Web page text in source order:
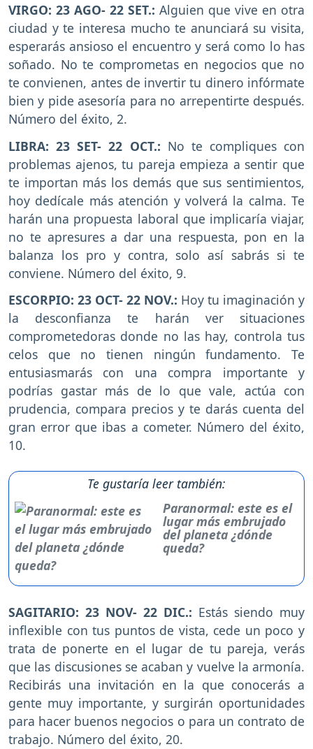
VIRGO: 23 AGO- 22 SET.: Alguien que vive en otra
ciudad y te interesa mucho te anunciará su visita,
esperarás ansioso el encuentro y será como lo has
soñado. No te comprometas en negocios que no
te convienen, antes de invertir tu dinero infórmate
bien y pide asesoría para no arrepentirte después.
Número del éxito, 2.
LIBRA: 23 SET- 22 OCT.: No te compliques con
problemas ajenos, tu pareja empieza a sentir que
te importan más los demás que sus sentimientos,
hoy dedícale más atención y volverá la calma. Te
harán una propuesta laboral que implicaría viajar,
no te apresures a dar una respuesta, pon en la
balanza los pro y contra, solo así sabrás si te
conviene. Número del éxito, 9.
ESCORPIO: 23 OCT- 22 NOV.: Hoy tu imaginación y
la desconfianza te harán ver situaciones
comprometedoras donde no las hay, controla tus
celos que no tienen ningún fundamento. Te
entusiasmarás con una compra importante y
podrías gastar más de lo que vale, actúa con
prudencia, compara precios y te darás cuenta del
gran error que ibas a cometer. Número del éxito,
10.
Te gustaría leer también:
Paranormal: este es el
lugar más embrujado
del planeta ¿dónde
queda?
SAGITARIO: 23 NOV- 22 DIC.: Estás siendo muy
inflexible con tus puntos de vista, cede un poco y
trata de ponerte en el lugar de tu pareja, verás
que las discusiones se acaban y vuelve la armonía.
Recibirás una invitación en la que conocerás a
gente muy importante, y surgirán oportunidades
para hacer buenos negocios o para un contrato de
trabajo. Número del éxito, 20.